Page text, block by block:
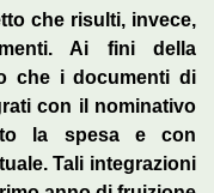
che risulti, invece,
Ai fini della
che i documenti di
con il nominativo
la spesa e con
Tali integrazioni